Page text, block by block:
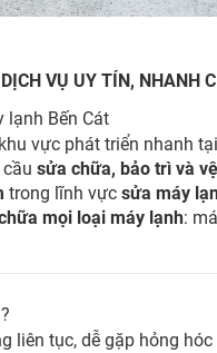
VỤ UY TÍN, NHANH
lạnh Bến Cát
vực phát triển nhanh
sửa chữa, bảo trì và
trong lĩnh vực sửa máy
mọi loại máy lạnh:
liên tục, dễ gặp hỏng